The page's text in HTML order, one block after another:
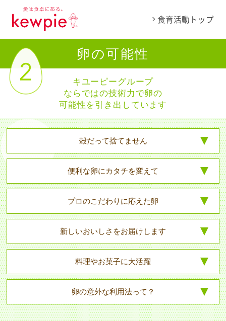
食育活動トップ
卵の可能性
キユーピーグループ
ならではの技術力で卵の
可能性を引き出しています
殻だって捨てません
便利な卵に カタチを変えて
プロのこだわりに応えた卵
新しいおいしさをお届けします
料理やお菓子に大活躍
卵の意外な利用法って？